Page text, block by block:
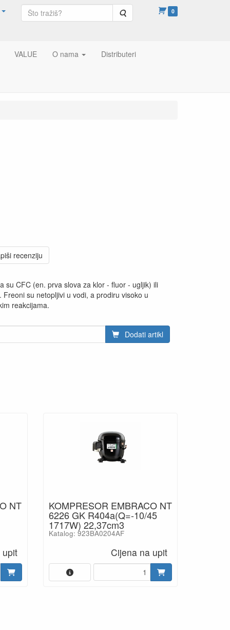
Pretraga 0
VALUE O nama Distributeri
recenziju
su CFC (en. prva slova za klor - fluor - ugljik) ili
su netopljivi u vodi, a prodiru visoko u
reakcijama.
Dodati artikl
NT
upit
KOMPRESOR EMBRACO NT
6226 GK R404a(Q=-10/45
1717W) 22,37cm3
Katalog: 923BA0204AF
Cijena na upit